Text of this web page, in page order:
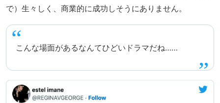
で）生々しく、商業的に成功しそうにありません。
こんな場面があるなんてひどいドラマだね……